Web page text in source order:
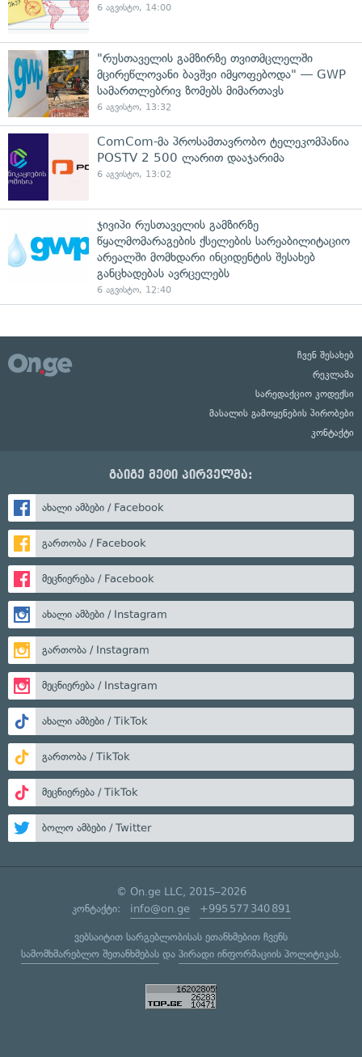
6 აგვისტო, 14:00
"რუსთაველის გამზირზე თვითმცლელში
მცირეწლოვანი ბავშვი იმყოფებოდა" — GWP
სამართლებრივ ზომებს მიმართავს
6 აგვისტო, 13:32
ComCom-მა პროსამთავრობო ტელეკომპანია
POSTV 2 500 ლარით დააჯარიმა
6 აგვისტო, 13:02
ჯივიპი რუსთაველის გამზირზე
წყალმომარაგების ქსელების სარეაბილიტაციო
არეალში მომხდარი ინციდენტის შესახებ
განცხადებას ავრცელებს
6 აგვისტო, 12:40
ჩვენ შესახებ
რეკლამა
სარედაქციო კოდექსი
მასალის გამოყენების პირობები
კონტაქტი
გაიგე მეტი პირველმა:
ახალი ამბები / Facebook
გართობა / Facebook
მეცნიერება / Facebook
ახალი ამბები / Instagram
გართობა / Instagram
მეცნიერება / Instagram
ახალი ამბები / TikTok
გართობა / TikTok
მეცნიერება / TikTok
ბოლო ამბები / Twitter
© On.ge LLC, 2015–2026
კონტაქტი: info@on.ge +995 577 340 891
ვებსაიტით სარგებლობისას ეთანხმებით ჩვენს
სამომხმარებლო შეთანხმებასდა პირადი ინფორმაციის პოლიტიკას.